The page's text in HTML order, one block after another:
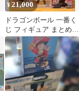
¥21,000
ドラゴンボール 一番く
じ フィギュア まとめ売
り